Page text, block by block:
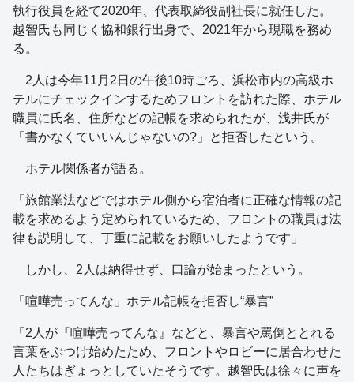
執行役員を経て2020年、代表取締役副社長に就任した。
越智氏も同じく協和銀行出身で、2021年から現職を務め
る。
2人は今年11月2日の午後10時ごろ、浜松市内の高級ホ
テルにチェックインするためフロントを訪れた際、ホテル
職員に氏名、住所などの記帳を求められたが、浅井氏が
「書かなくていいんじゃないの?」と拒否したという。
ホテル関係者が語る。
「旅館業法などではホテル側から宿泊者に正確な情報の記
載を求めるよう定められているため、フロントの職員は法
律も説明して、丁重に記載をお願いしたようです」
しかし、2人は納得せず、口論が始まったという。
「喧嘩売ってんな」ホテル記帳を拒否し“暴言”
「2人が『喧嘩売ってんな』などと、暴言や罵倒ととれる
言葉をぶつけ始めたため、フロントやロビーに居合わせた
人たちはぎょっとしていたそうです。越智氏は徐々に声を